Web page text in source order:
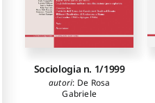
Sociologia n. 1/1999
autori: De Rosa
Gabriele